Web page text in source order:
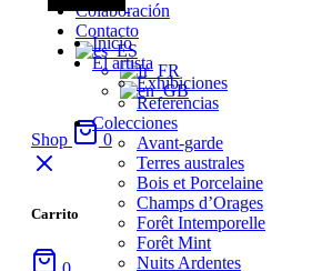
Colaboración
Contacto
Shop 0
Carrito
Inicio
El artista
Exhibiciones
Referencias
Colecciones
Avant-garde
Terres australes
Bois et Porcelaine
Champs d’Orages
Forêt Intemporelle
Forêt Mint
Nuits Ardentes